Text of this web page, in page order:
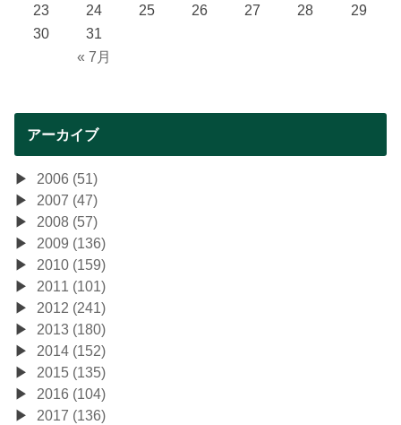
« 7月
23
24 25 26 27 28
29
30
31
アーカイブ
2006 (51)
2007 (47)
2008 (57)
2009 (136)
2010 (159)
2011 (101)
2012 (241)
2013 (180)
2014 (152)
2015 (135)
2016 (104)
2017 (136)